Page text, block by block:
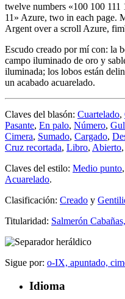
twelve numbers «100 100 111
11» Azure, two in each page.
Argent over a scroll Azure,
Escudo creado por mí con: la
campo iluminado de oro y
iluminada; los lobos están
un acabado acuarelado.
Claves del blasón: Cuartelado,
Pasante, En palo, Número,
Cimera, Sumado, Cargado,
Cruz recortada, Libro, Abierto,
Claves del estilo: Medio punto,
Acuarelado.
Clasificación: Creado y
Titularidad: Salmerón
Sigue por: o-IX, apuntado,
Idioma